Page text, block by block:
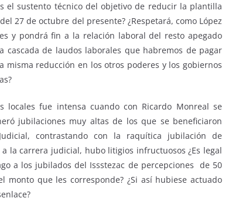
el sustento técnico del objetivo de reducir la plantilla
27 de octubre del presente? ¿Respetará, como López
y pondrá fin a la relación laboral del resto apegado
cascada de laudos laborales que habremos de pagar
misma reducción en los otros poderes y los gobiernos
fue intensa cuando con Ricardo Monreal se
jubilaciones muy altas de los que se beneficiaron
contrastando con la raquítica jubilación de
la carrera judicial, hubo litigios infructuosos ¿Es legal
a los jubilados del Issstezac de percepciones de 50
que les corresponde? ¿Si así hubiese actuado